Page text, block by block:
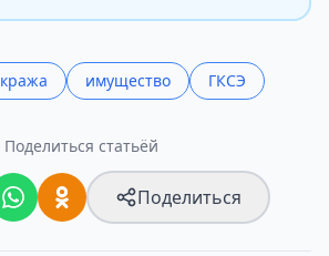
кража имущество ГКСЭ
Поделиться статьёй
Поделиться